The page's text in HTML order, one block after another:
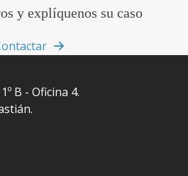
y explíquenos su caso
B - Oficina 4.